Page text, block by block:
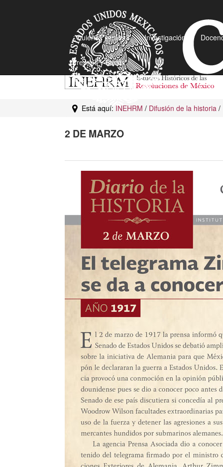
¿Quiénes somos? Investigación
Premios y Becas
Está aquí: INEHRM / Difusión de la historia /
2 DE MARZO